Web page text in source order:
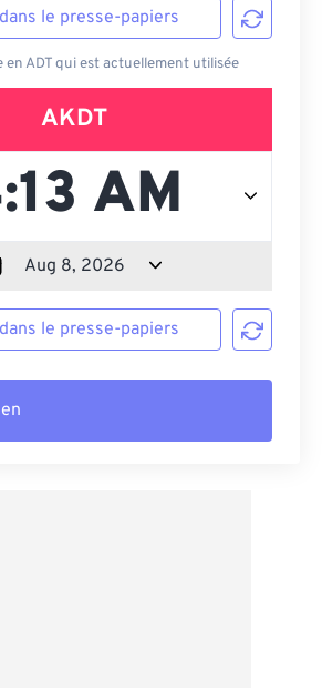
le presse-papiers
en ADT qui est actuellement utilisée
AKDT
le presse-papiers